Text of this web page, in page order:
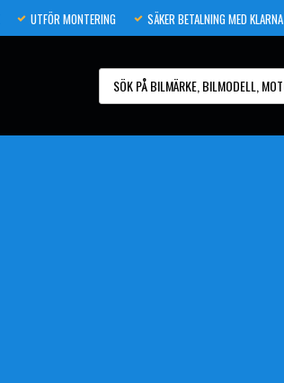
UTFÖR MONTERING SÄKER BETALNING MED KLARNA